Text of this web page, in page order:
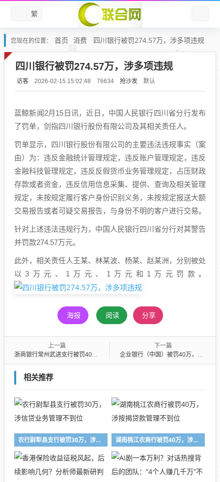
繁
您现在的位置： 首页 消费 四川银行被罚274.57万，涉多项违规
四川银行被罚274.57万，涉多项违规
访客 2026-02-15 15:02:48 76634 抢沙发 默认
蓝鲸新闻2月15日讯，近日，中国人民银行四川省分行发布
了罚单，剑指四川银行股份有限公司及其相关责任人。
罚单显示，四川银行股份有限公司的主要违法违规事实（案
由）为：违反金融统计管理规定，违反账户管理规定，违反
金融科技管理规定，违反反假货币业务管理规定，占压财政
存款或者资金，违反信用信息采集、提供、查询及相关管理
规定，未按规定履行客户身份识别义务，未按规定报送大额
交易报告或者可疑交易报告，与身份不明的客户进行交易。
针对上述违法违规行为，中国人民银行四川省分行对其警告
并罚款274.57万元。
此外，相关责任人王某、林某波、杨某、赵某洲，分别被处
以3万元、1万元、1万元和1万元罚款。
海报 阅读 分享
上一篇
浙商银行常州武进支行被罚40万，南京浦口支行被罚35万，徐州邳州支行被罚30万
下一篇
企业银行（中国）被罚40万，涉业务连续性管理不到位等
相关推荐
农行尉犁县支行被罚30万，涉信贷业务管理不到位 湖南桃江农商行被罚40万，涉按揭贷款管理不到位